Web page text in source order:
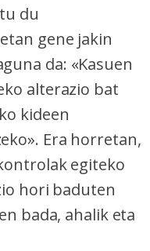
du
gene jakin
da: «Kasuen
alterazio bat
kideen
Era horretan,
egiteko
hori baduten
bada, ahalik eta